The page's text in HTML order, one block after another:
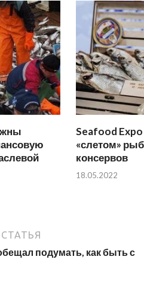
Seafood Expo
«слетом»
консервов
18.05.2022
подумать, как быть с